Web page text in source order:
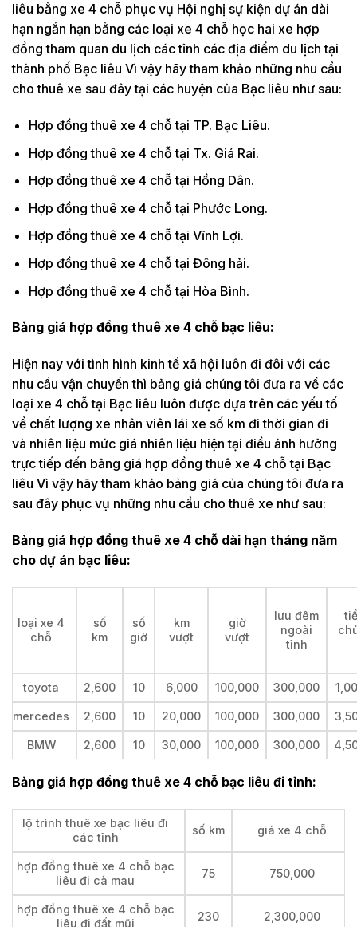
liêu bằng xe 4 chỗ phục vụ Hội nghị sự kiện dự án dài
hạn ngắn hạn bằng các loại xe 4 chỗ học hai xe hợp
đồng tham quan du lịch các tỉnh các địa điểm du lịch tại
thành phố Bạc liêu Vì vậy hãy tham khảo những nhu cầu
cho thuê xe sau đây tại các huyện của Bạc liêu như sau:
Hợp đồng thuê xe 4 chỗ tại TP. Bạc Liêu.
Hợp đồng thuê xe 4 chỗ tại Tx. Giá Rai.
Hợp đồng thuê xe 4 chỗ tại Hồng Dân.
Hợp đồng thuê xe 4 chỗ tại Phước Long.
Hợp đồng thuê xe 4 chỗ tại Vĩnh Lợi.
Hợp đồng thuê xe 4 chỗ tại Đông hải.
Hợp đồng thuê xe 4 chỗ tại Hòa Bình.
Bảng giá hợp đồng thuê xe 4 chỗ bạc liêu:
Hiện nay với tình hình kinh tế xã hội luôn đi đôi với các
nhu cầu vận chuyển thì bảng giá chúng tôi đưa ra về các
loại xe 4 chỗ tại Bạc liêu luôn được dựa trên các yếu tố
về chất lượng xe nhân viên lái xe số km đi thời gian đi
và nhiên liệu mức giá nhiên liệu hiện tại điều ảnh hưởng
trực tiếp đến bảng giá hợp đồng thuê xe 4 chỗ tại Bạc
liêu Vì vậy hãy tham khảo bảng giá của chúng tôi đưa ra
sau đây phục vụ những nhu cầu cho thuê xe như sau:
Bảng giá hợp đồng thuê xe 4 chỗ dài hạn tháng năm
cho dự án bạc liêu:
loại xe 4
chỗ
số
km
số
giờ
km
vượt
giờ
vượt
lưu đêm
ngoài
tỉnh
toyota 2,600 10 6,000 100,000 300,000
mercedes 2,600 10 20,000 100,000 300,000
BMW 2,600 10 30,000 100,000 300,000
Bảng giá hợp đồng thuê xe 4 chỗ bạc liêu đi tỉnh:
lộ trình thuê xe bạc liêu đi
các tỉnh
số km giá xe 4 chỗ
hợp đồng thuê xe 4 chỗ bạc
liêu đi cà mau
75 750,000
hợp đồng thuê xe 4 chỗ bạc
liêu đi đất mũi
230 2,300,000